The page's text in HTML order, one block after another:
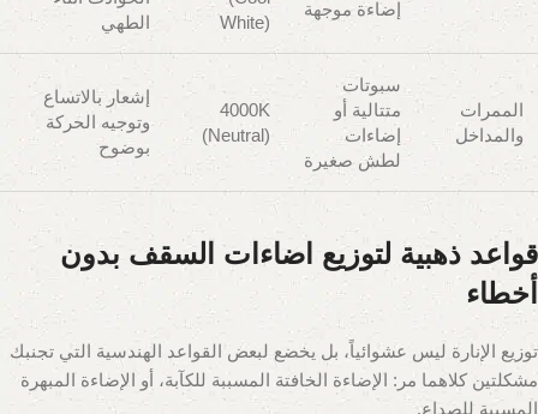
إضاءة موجهة
White)
الطهي
الممرات
والمداخل
سبوتات
متتالية أو
إضاءات
لطش صغيرة
4000K
(Neutral)
إشعار بالاتساع
وتوجيه الحركة
بوضوح
قواعد ذهبية لتوزيع اضاءات السقف بدون
أخطاء
توزيع الإنارة ليس عشوائياً، بل يخضع لبعض القواعد الهندسية التي تجنبك
مشكلتين كلاهما مر: الإضاءة الخافتة المسببة للكآبة، أو الإضاءة المبهرة
المسببة للصداع.